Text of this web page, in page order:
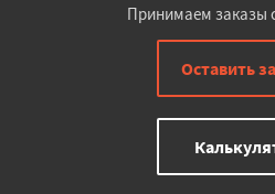
Принимаем заказы
Оставить